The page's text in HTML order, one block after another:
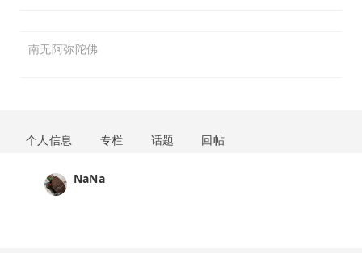
南无阿弥陀佛
个人信息 专栏 话题 回帖
NaNa